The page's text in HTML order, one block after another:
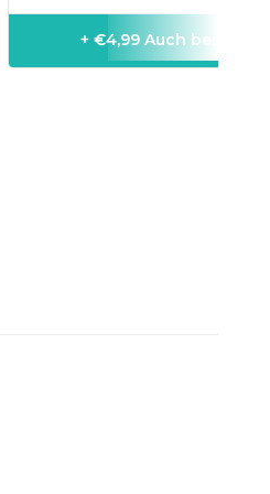
+ €4,99 Auch bestellen